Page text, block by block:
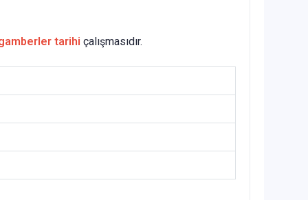
tarihi çalışmasıdır.